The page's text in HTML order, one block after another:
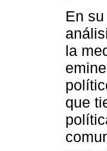
En
la
que